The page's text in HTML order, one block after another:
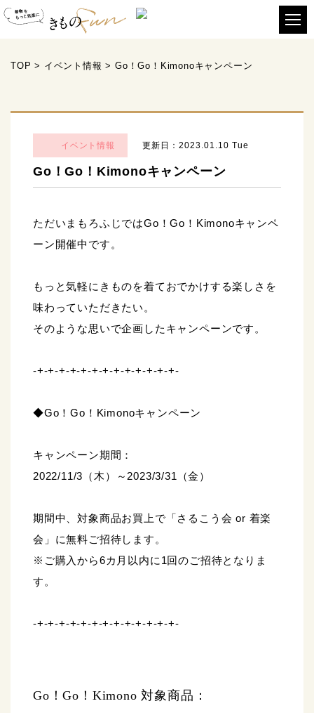
TOP > イベント情報 >Go！Go！Kimonoキャンペーン
イベント情報 更新日：2023.01.10 Tue
Go！Go！Kimonoキャンペーン
ただいまもろふじではGo！Go！Kimonoキャンペ
ーン開催中です。
もっと気軽にきものを着ておでかけする楽しさを
味わっていただきたい。
そのような思いで企画したキャンペーンです。
-+-+-+-+-+-+-+-+-+-+-+-+-+-
◆Go！Go！Kimonoキャンペーン
キャンペーン期間：
2022/11/3（木）～2023/3/31（金）
期間中、対象商品お買上で「さるこう会 or 着楽
会」に無料ご招待します。
※ご購入から6カ月以内に1回のご招待となりま
す。
-+-+-+-+-+-+-+-+-+-+-+-+-+-
Go！Go！Kimono 対象商品：